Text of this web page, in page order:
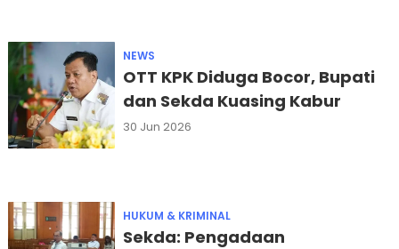
NEWS
OTT KPK Diduga Bocor, Bupati
dan Sekda Kuasing Kabur
30 Jun 2026
HUKUM & KRIMINAL
Sekda: Pengadaan